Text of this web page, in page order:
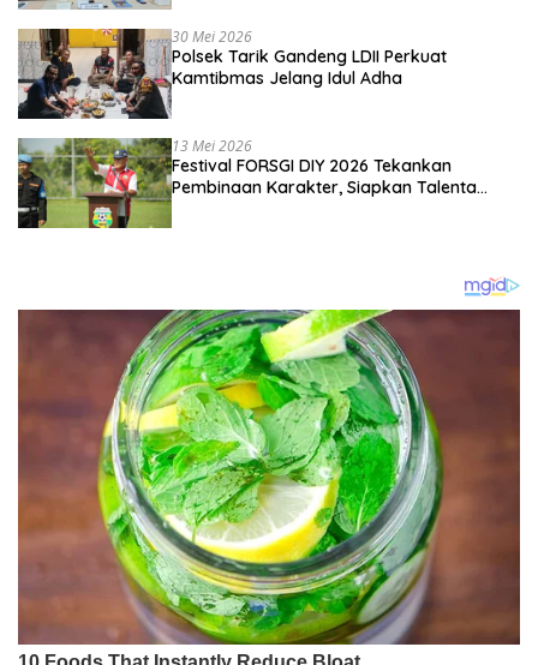
30 Mei 2026
Polsek Tarik Gandeng LDII Perkuat
Kamtibmas Jelang Idul Adha
13 Mei 2026
Festival FORSGI DIY 2026 Tekankan
Pembinaan Karakter, Siapkan Talenta